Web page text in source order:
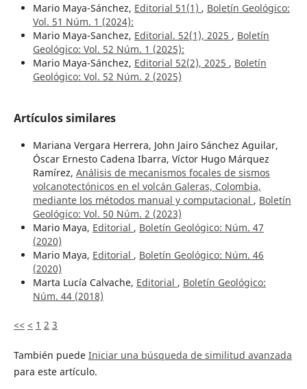
Mario Maya-Sánchez, Editorial 51(1) , Boletín Geológico:
Vol. 51 Núm. 1 (2024):
Mario Maya-Sanchez, Editorial. 52(1), 2025 , Boletín
Geológico: Vol. 52 Núm. 1 (2025):
Mario Maya-Sánchez, Editorial 52(2), 2025 , Boletín
Geológico: Vol. 52 Núm. 2 (2025)
Artículos similares
Mariana Vergara Herrera, John Jairo Sánchez Aguilar,
Óscar Ernesto Cadena Ibarra, Víctor Hugo Márquez
Ramírez, Análisis de mecanismos focales de sismos
volcanotectónicos en el volcán Galeras, Colombia,
mediante los métodos manual y computacional , Boletín
Geológico: Vol. 50 Núm. 2 (2023)
Mario Maya, Editorial , Boletín Geológico: Núm. 47
(2020)
Mario Maya, Editorial , Boletín Geológico: Núm. 46
(2020)
Marta Lucía Calvache, Editorial , Boletín Geológico:
Núm. 44 (2018)
<< < 1 2 3
También puede Iniciar una búsqueda de similitud avanzada
para este artículo.